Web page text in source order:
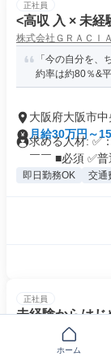
正社員
<高収 入 × 未経
株式会社ＧＲＡＣＩ
「今の自分を、
約率は約80％&
大阪府大阪市
月給30万円～
求める人材: ✅
￣￣ ■必須 ✅普
即日勤務OK 交通
正社員
未経験からは
株式会社ロジナス
ホーム